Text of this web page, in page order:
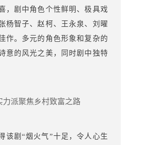
，剧中角色个性鲜明、极具戏
杨智子、赵柯、王永泉、刘曜
作。多元的角色形象和复杂的
意的风光之美，同时剧中独特
该剧“烟火气”十足，令人心生